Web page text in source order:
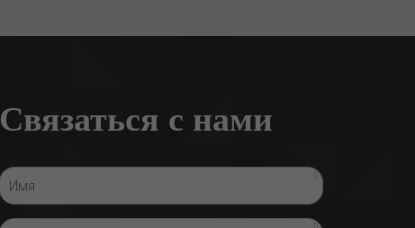
Связаться с нами